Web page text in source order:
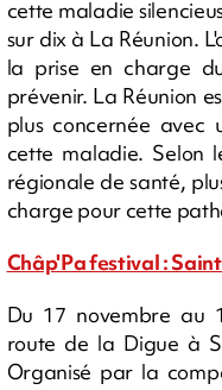
cette maladie
sur dix à La Réunion.
la prise en charge
prévenir. La Réunion
plus concernée
cette maladie. Selon
régionale de santé,
charge pour cette
Châp'Pa festival :
Du 17 novembre au
route de la Digue à
Organisé par la